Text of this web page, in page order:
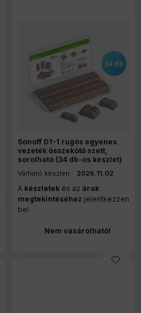
Sonoff D1-1 rugós egyenes
vezeték összekötő szett,
sorolható (34 db-os készlet)
Várható készletre érkezés :
2026.11.02
A készletek és az árak
megtekintéséhez jelentkezzen
be!
Nem vásárolható!